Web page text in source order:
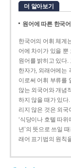
더 알아보기
원어에 따른 한국어
한국어의 어휘 체계
어에 차이가 있을 뿐
원어를 밝히고 있다
한자가, 외래어에는
이로써 어휘 부류를
않는 외국어와 개념
하지 않을 때가 있다
리지 않은 것은 외국
‘식당이나 호텔 따위
년’의 뜻으로 쓰일
래어 표기법의 원칙